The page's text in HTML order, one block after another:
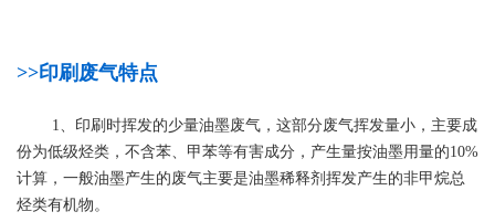
>>印刷废气特点
1、印刷时挥发的少量油墨废气，这部分废气挥发量小，主要成
份为低级烃类，不含苯、甲苯等有害成分，产生量按油墨用量的10%
计算，一般油墨产生的废气主要是油墨稀释剂挥发产生的非甲烷总
烃类有机物。